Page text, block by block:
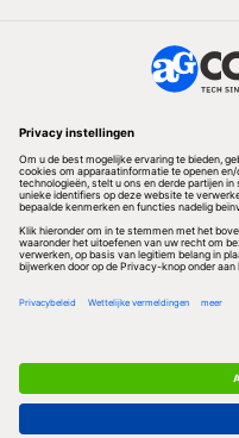
Volg ons
Redactionele partner
Algemene Voorwaarden & Copyrights